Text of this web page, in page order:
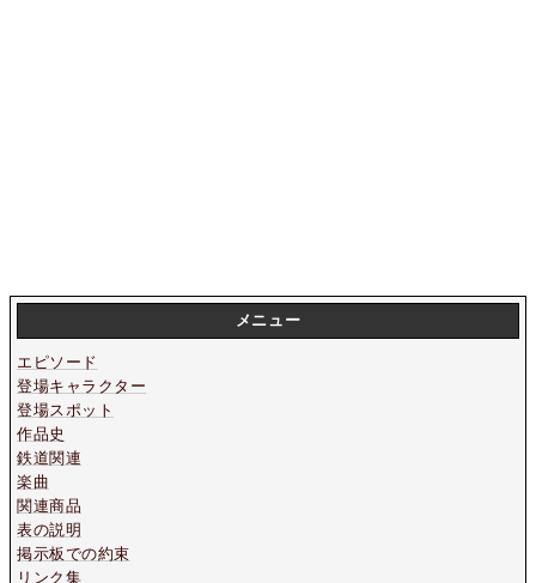
メニュー
エピソード
登場キャラクター
登場スポット
作品史
鉄道関連
楽曲
関連商品
表の説明
掲示板での約束
リンク集